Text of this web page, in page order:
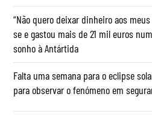
“Não quero deixar dinheiro aos
se e gastou mais de 21 mil euros
sonho à Antártida
Falta uma semana para o eclipse
para observar o fenómeno em